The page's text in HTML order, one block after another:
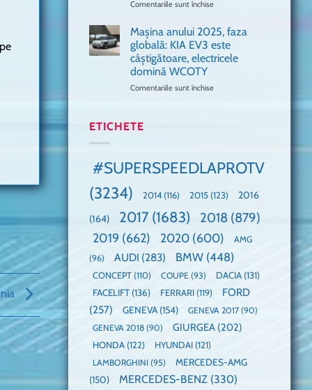
un
festival
🤭
cu
Ford
la
un
dube
Comentariile sunt închise
911
GT3,
cea
mai
Mașina anului 2025, faza
globală: KIA EV3 este
câștigătoare, electricele
domină WCOTY
Comentariile sunt închise
EV3
câștigătoare,
domină
ETICHETE
#SUPERSPEEDLAPROTV
(3234)
2014 (116) 2015 (123) 2016
(164) 2017 (1683) 2018 (879)
2019 (662) 2020 (600)
AMG
(96)
AUDI (283) BMW (448)
CONCEPT (110) COUPE (93) DACIA (131)
FACELIFT (136) FERRARI (119)
FORD
(257)
GENEVA(154) GENEVA 2017 (90)
GENEVA 2018 (90) GIURGEA (202)
HONDA (122) HYUNDAI (121)
LAMBORGHINI (95)
MERCEDES-AMG
(150)
MERCEDES-BENZ (330)